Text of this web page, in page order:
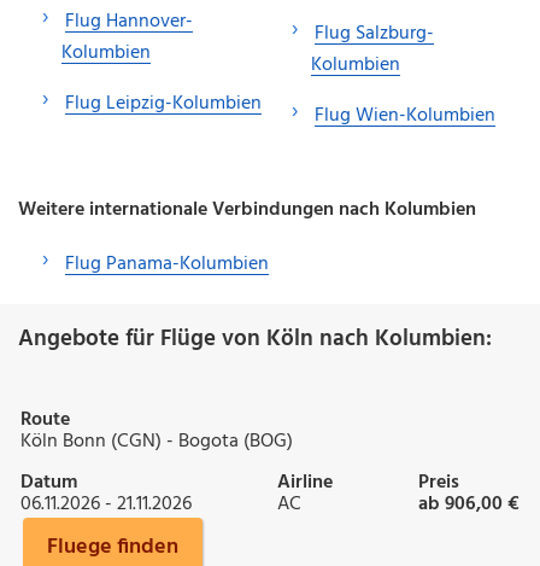
Flug Hannover-
Kolumbien
Flug Leipzig-Kolumbien
Flug Salzburg-
Kolumbien
Flug Wien-Kolumbien
Weitere internationale Verbindungen nach Kolumbien
Flug Panama-Kolumbien
Angebote für Flüge von Köln nach Kolumbien:
Route
Köln Bonn (CGN) - Bogota (BOG)
Datum
06.11.2026 - 21.11.2026
Airline
AC
Preis
ab 906,00 €
Fluege finden